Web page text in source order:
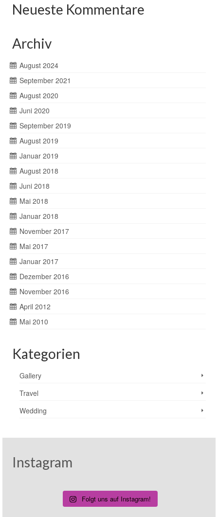
Neueste Kommentare
Archiv
August 2024
September 2021
August 2020
Juni 2020
September 2019
August 2019
Januar 2019
August 2018
Juni 2018
Mai 2018
Januar 2018
November 2017
Mai 2017
Januar 2017
Dezember 2016
November 2016
April 2012
Mai 2010
Kategorien
Gallery
Travel
Wedding
Instagram
Folgt uns auf Instagram!